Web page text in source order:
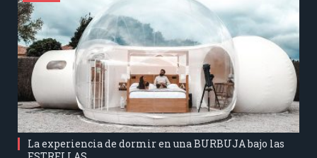
La experiencia de dormir en una BURBUJA bajo las